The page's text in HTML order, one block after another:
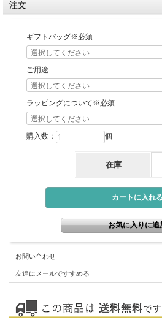
注文
ギフトバッグ※必須:
ご用途:
ラッピングについて※必須:
購入数： 個
在庫
お問い合わせ
友達にメールですすめる